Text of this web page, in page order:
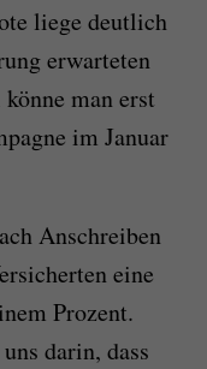
liege deutlich
erwarteten
man erst
im Januar
Anschreiben
eine
Prozent.
darin, dass